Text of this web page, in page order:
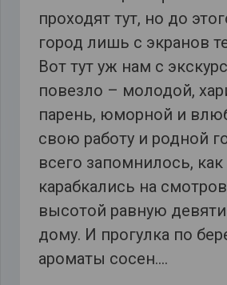
проходят тут, но до
город лишь с экранов
Вот тут уж нам с
повезло – молодой,
парень, юморной и
свою работу и родной
всего запомнилось,
карабкались на
высотой равную
дому. И прогулка по
ароматы сосен….